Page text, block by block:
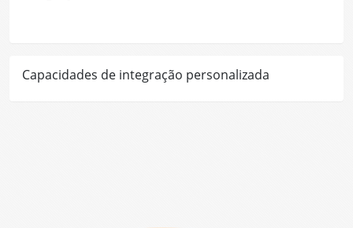
Capacidades de integração personalizada